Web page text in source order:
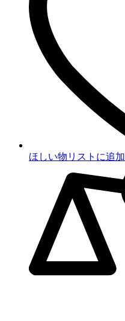
ほしい物リストに追加